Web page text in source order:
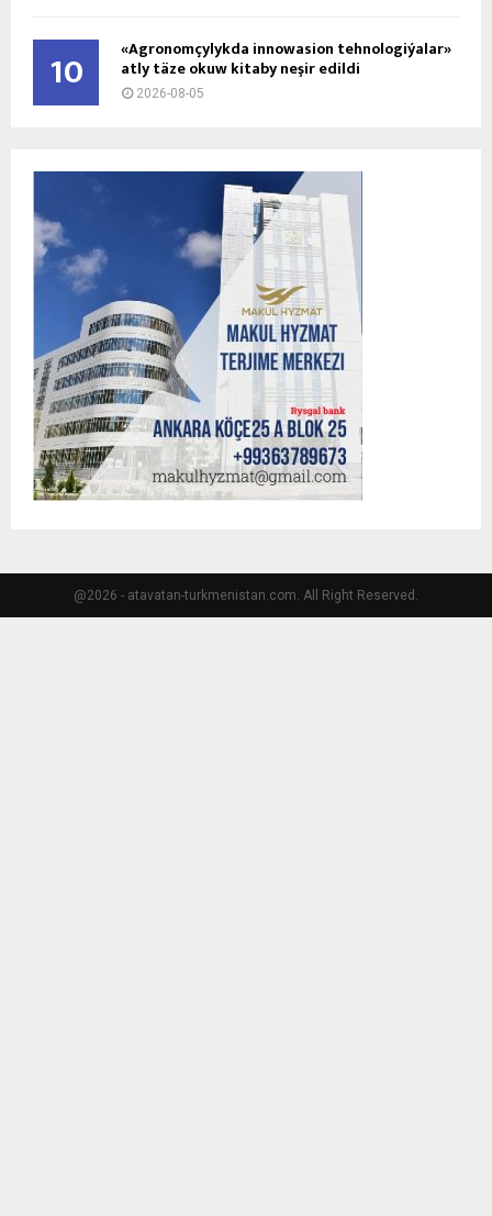
10 «Agronomçylykda innowasion tehnologiýalar»
atly täze okuw kitaby neşir edildi
2026-08-05
@2026 - atavatan-turkmenistan.com. All Right Reserved.